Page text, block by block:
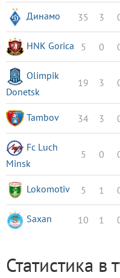
Динамо 35 3
HNK Gorica 5 0
Olimpik
Donetsk
19 3
Tambov 34 3
Fc Luch
Minsk
5 0
Lokomotiv 5 1
Saxan 10 1
Статистика в